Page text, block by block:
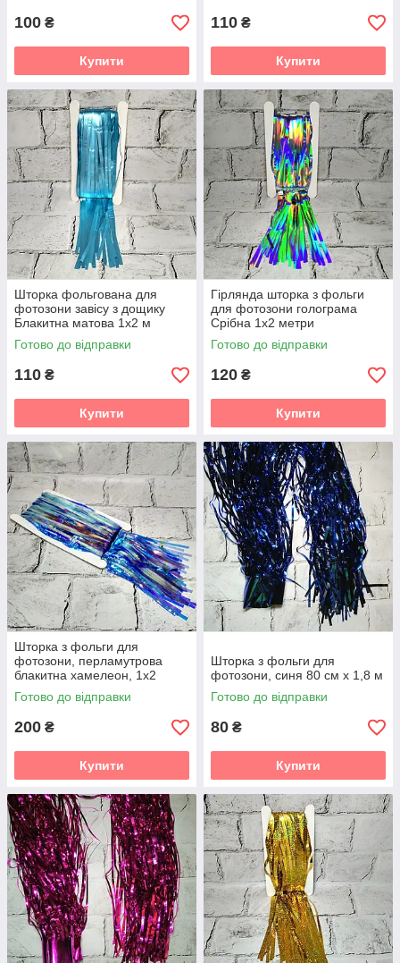
100 ₴
Купити
110 ₴
Купити
Шторка фольгована для
фотозони завісу з дощику
Блакитна матова 1х2 м
(16145-5-18-3)
Готово до відправки
110 ₴
Купити
Гірлянда шторка з фольги
для фотозони голограма
Срібна 1х2 метри
Готово до відправки
120 ₴
Купити
Шторка з фольги для
фотозони, перламутрова
блакитна хамелеон, 1х2
метри
Готово до відправки
200 ₴
Купити
Шторка з фольги для
фотозони, синя 80 см х 1,8 м
Готово до відправки
80 ₴
Купити